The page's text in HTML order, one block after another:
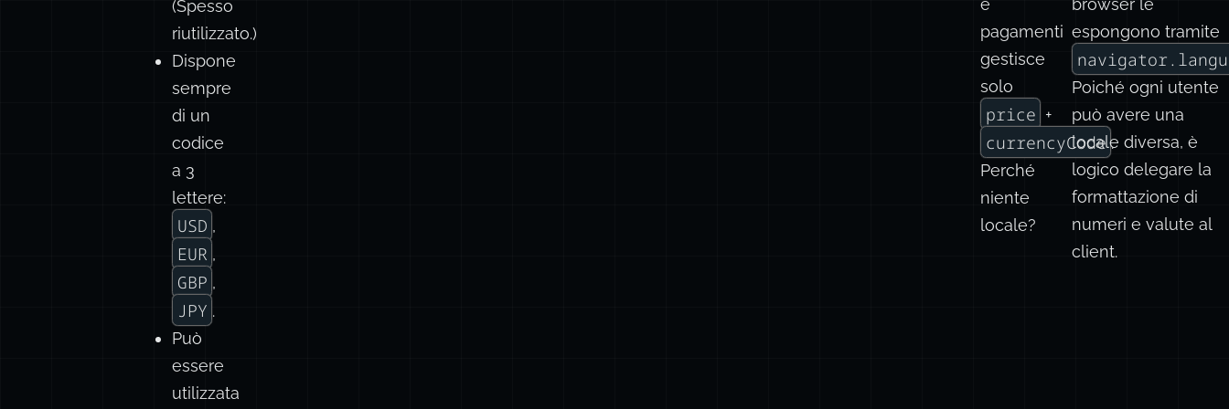
(Spesso
riutilizzato.)
Dispone
sempre
di un
codice
a 3
lettere:
USD ,
EUR ,
GBP ,
JPY .
Può
essere
utilizzata
e
pagamenti
gestisce
solo
price +
currencyCode .
Perché
niente
locale?
browser le
espongono tramite
Poiché ogni utente
può avere una
locale diversa, è
logico delegare la
formattazione di
numeri e valute al
client.